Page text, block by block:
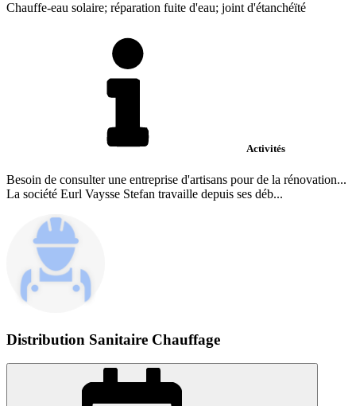
Chauffe-eau solaire; réparation fuite d'eau; joint d'étanchéïté
Activités
Besoin de consulter une entreprise d'artisans pour de la rénovation...
La société Eurl Vaysse Stefan travaille depuis ses déb...
Distribution Sanitaire Chauffage